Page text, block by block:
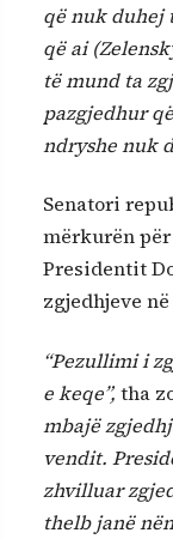
që nuk duhej
që ai
të mund ta
pazgjedhur
ndryshe nuk
Senatori
mërkurën
Presidentit
zgjedhjeve
“Pezullimi i
e keqe”, tha
mbajë
vendit.
zhvilluar
thelb janë